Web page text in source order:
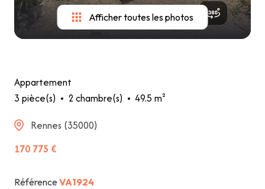
Afficher toutes les photos
Appartement
3 pièce(s)
2 chambre(s)
49.5 m²
Rennes (35000)
170 775 €
Référence VA1924